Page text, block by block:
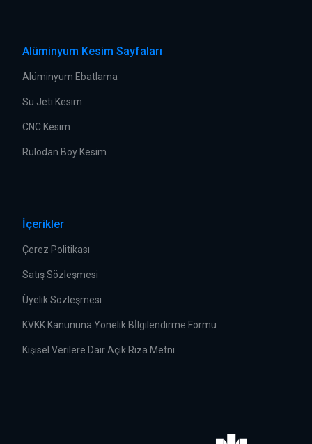
Alüminyum Kesim Sayfaları
Alüminyum Ebatlama
Su Jeti Kesim
CNC Kesim
Rulodan Boy Kesim
İçerikler
Çerez Politikası
Satış Sözleşmesi
Üyelik Sözleşmesi
KVKK Kanununa Yönelik Bİlgilendirme Formu
Kişisel Verilere Dair Açık Rıza Metni